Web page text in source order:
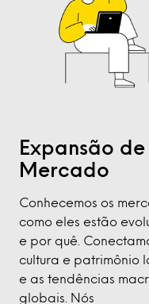
Expansão de
Mercado
Conhecemos os
como eles estão
e por quê.
cultura e patrimônio
e as tendências
globais. Nós